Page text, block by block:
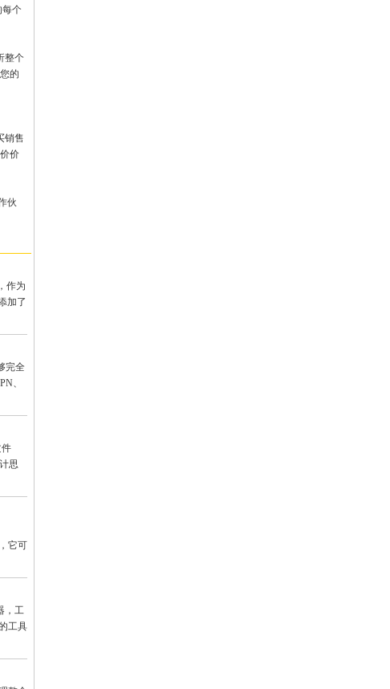
每个
整个
的
销售
价
伙
作为
加了
完全
、
件
思
它可
，工
工具